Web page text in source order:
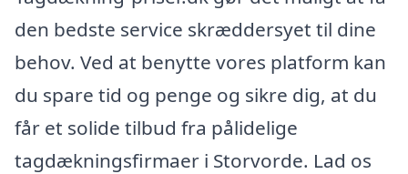
den bedste service skræddersyet til dine
behov. Ved at benytte vores platform kan
du spare tid og penge og sikre dig, at du
får et solide tilbud fra pålidelige
tagdækningsfirmaer i Storvorde. Lad os